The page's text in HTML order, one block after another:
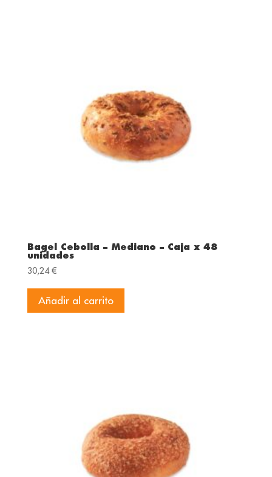
Bagel Cebolla – Mediano – Caja x 48
unidades
30,24€
Añadir al carrito